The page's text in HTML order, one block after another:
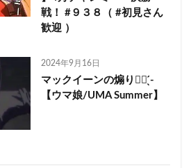
戦！ #９３８（ #初見さん
歓迎 ）
2024年9月16日
マックイーンの煽り✊🏻 ̖́-
【ウマ娘/UMA Summer】